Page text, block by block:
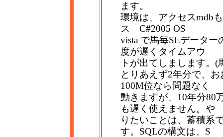
ます。
環境は、アクセスmdb
ス C#2005 OS
vista で馬毎SEデータ
度が遅くタイムアウ
トが出てしまします。
とりあえず2年分で、
100M位なら問題なく
動きますが、10年分80
も遅く使えません。や
りたいことは、蓄積系
す。SQLの構文は、S